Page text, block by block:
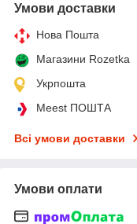
Умови доставки
Нова Пошта
Магазини Rozetka
Укрпошта
Meest ПОШТА
Всі умови доставки
Умови оплати